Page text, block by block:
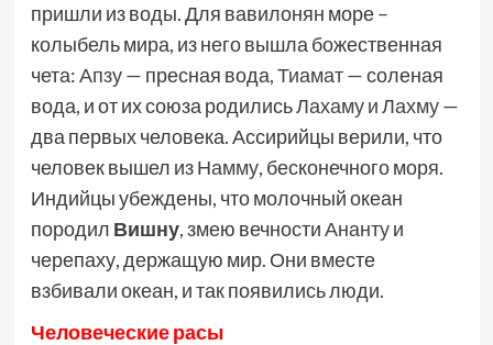
пришли из воды. Для вавилонян море –
колыбель мира, из него вышла божественная
чета:Апзу— пресная вода,Тиамат— соленая
вода, и от их союза родилисьЛахаму иЛахму—
два первых человека. Ассирийцы верили, что
человек вышел изНамму, бесконечного моря.
Индийцы убеждены, что молочный океан
породил Вишну, змею вечностиАнантуи
черепаху, держащую мир. Они вместе
взбивали океан, и так появились люди.
Человеческие расы